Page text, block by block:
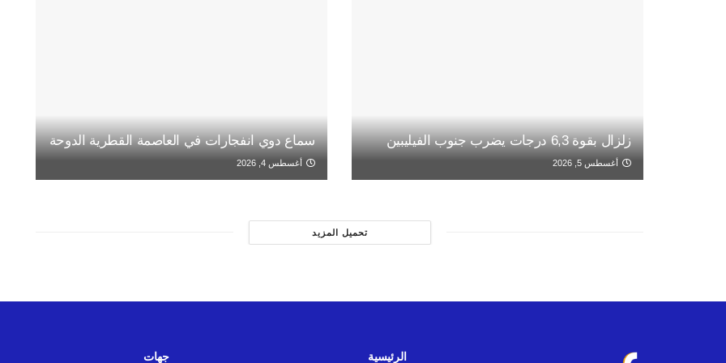
زلزال بقوة 6,3 درجات يضرب جنوب الفيليبين
أغسطس 5, 2026
سماع دوي انفجارات في العاصمة القطرية الدوحة
أغسطس 4, 2026
تحميل المزيد
الرئيسية جهات